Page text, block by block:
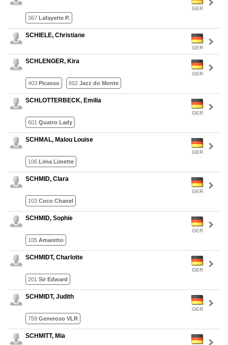
GER
367 Lafayette P.
GER
SCHIELE, Christiane
GER
SCHLENGER, Kira
403 Picasso 602 Jazz do Monte
GER
SCHLOTTERBECK, Emilia
601 Quatro Lady
GER
SCHMAL, Malou Louise
106 Lima Limette
GER
SCHMID, Clara
103 Coco Chanel
GER
SCHMID, Sophie
105 Amaretto
GER
SCHMIDT, Charlotte
201 Sir Edward
GER
SCHMIDT, Judith
759 Generoso VLR
SCHMITT, Mia